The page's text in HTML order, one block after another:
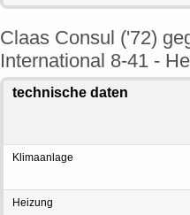
Claas Consul ('72)
International 8-41 -
technische daten
Klimaanlage
Heizung